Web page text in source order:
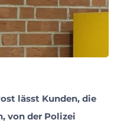
lässt Kunden, die
von der Polizei